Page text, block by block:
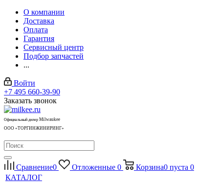
О компании
Доставка
Оплата
Гарантия
Сервисный центр
Подбор запчастей
...
Войти
+7 495 660-39-90
Заказать звонок
Официальный дилер Milwaukee
ООО «ТОРГИНЖИНИРИНГ»
Сравнение0 Отложенные 0 Корзина0 пуста 0
КАТАЛОГ